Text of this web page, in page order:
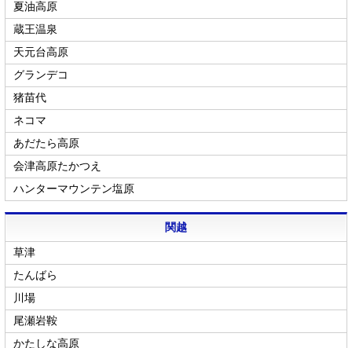
夏油高原
蔵王温泉
天元台高原
グランデコ
猪苗代
ネコマ
あだたら高原
会津高原たかつえ
ハンターマウンテン塩原
関越
草津
たんばら
川場
尾瀬岩鞍
かたしな高原